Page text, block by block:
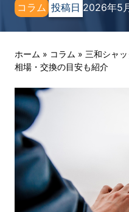
コラム 投稿日 2026年5
ホーム » コラム » 三和シャ
相場・交換の目安も紹介